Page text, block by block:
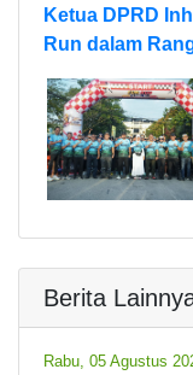
Ketua DPRD
Run dalam
Berita
Rabu, 05 Agustus